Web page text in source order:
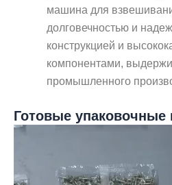
машина для
долговечностью и
конструкцией и
компонентами,
промышленного
Готовые упаковочные